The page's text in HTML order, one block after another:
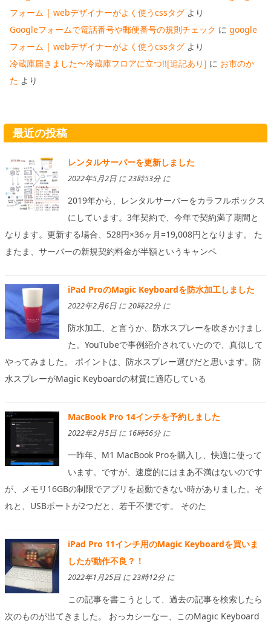
フォーム | webデザイナーがよく使うcssタグ より
Googleフォームで電話番号や郵便番号の規則チェック に google
フォーム | webデザイナーがよく使うcssタグ より
冷蔵庫届きました〜冷蔵庫フロアに立つ!![追記あり] に お市のか
た より
最近の投稿
レンタルサーバーを更新しました
2022年5月2日 に 23時53分 に
2019年から、レンタルサーバーをカラフルボックス
にしています。3年契約で、今年で契約満了期間と
なります。更新する場合、528円×36ヶ月=19,008円となります。 た
またま、サーバーの新規契約料金が半額というキャンペ
iPad ProのMagic Keyboardを防水加工しました
2022年2月6日 に 20時22分 に
防水加工、と言うか、防水スプレーを吹きかけまし
た。YouTubeで事例紹介されていたので、真似して
やってみました。 ポイントは、防水スプレー選びだと思います。防
水スプレーがMagic Keyboardの材質に適応している
MacBook Pro 14インチを予約しました
2022年2月5日 に 16時56分 に
一昨年、M1 MacBook Proを購入し、快適に使って
います。ですが、速度的にはまあ不満はないのです
が、メモリ16GBの制限でアプリを起動できない時がありました。そ
れと、USBポートが2つだと、若干不便です。 そのた
iPad Pro 11インチ用のMagic Keyboardを買いま
したが動作不良？！
2022年1月25日 に 23時12分 に
この記事を書こうとして、過去の記事を検索したら
次のものが出てきました。 おっカシーなー、このMagic Keyboard